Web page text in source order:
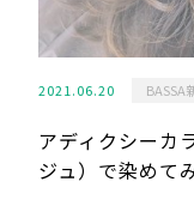
2021.06.20 BASSA
アディクシーカ
ジュ）で染めて